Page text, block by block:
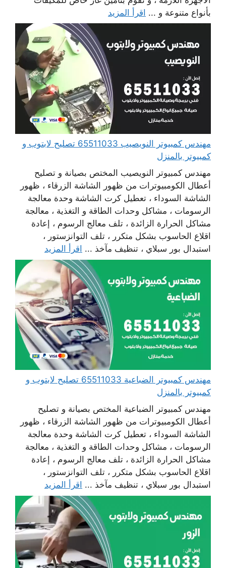
بأنواع متنوعة و ... اقرأ المزيد
مهندس كمبيوتر النويصيب 65511033 تصليح لابتوب و
كمبيوتر بالمنزل
مهندس كمبيوتر النويصيب المختص بصيانة و تصليح
أعطال الكومبيوترات من ظهور الشاشة الزرقاء ، ظهور
الشاشة السوداء ، تعطيل كرت الشاشة وحدة معالجة
الرسومات ، مشاكل وحدات الطاقة و التغذية ، معالجة
مشاكل الحرارة الزائدة ، تلف معالج الرسوم ، إعادة
اقلاع الحاسوب بشكل متكرر ، تلف التوانزستور ،
استبدال بور سبلاي ، تنظيف مآخذ ... اقرأ المزيد
مهندس كمبيوتر الضباعية 65511033 تصليح لابتوب و
كمبيوتر بالمنزل
مهندس كمبيوتر الضباعية المختص بصيانة و تصليح
أعطال الكومبيوترات من ظهور الشاشة الزرقاء ، ظهور
الشاشة السوداء ، تعطيل كرت الشاشة وحدة معالجة
الرسومات ، مشاكل وحدات الطاقة و التغذية ، معالجة
مشاكل الحرارة الزائدة ، تلف معالج الرسوم ، إعادة
اقلاع الحاسوب بشكل متكرر ، تلف التوانزستور ،
استبدال بور سبلاي ، تنظيف مآخذ ... اقرأ المزيد